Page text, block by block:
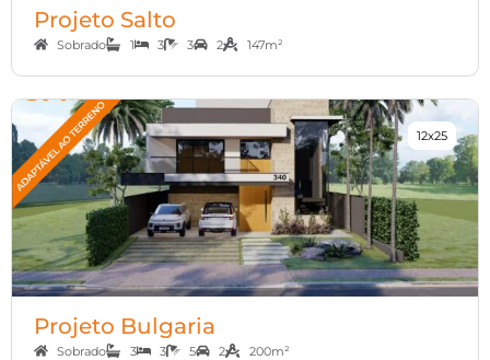
Projeto Salto
Sobrado 1 3 3 2 147m²
12x25
Projeto Bulgaria
Sobrado 3 3 5 2 200m²